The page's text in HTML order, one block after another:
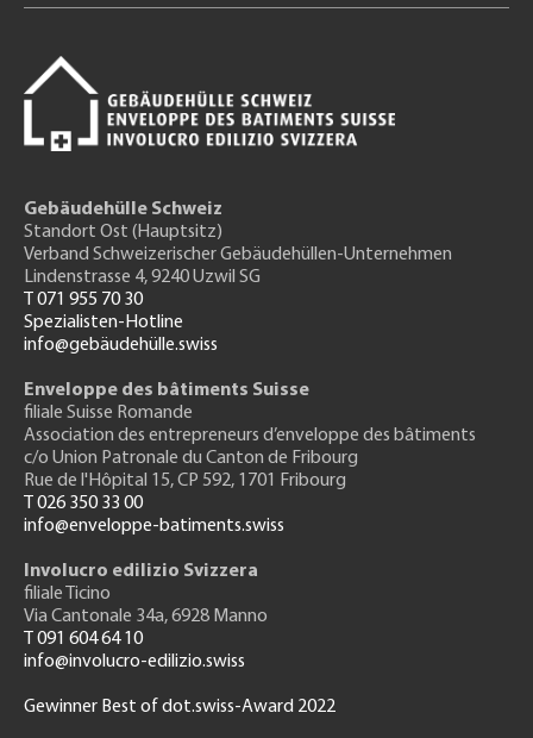
Gebäudehülle Schweiz
Standort Ost (Hauptsitz)
Verband Schweizerischer Gebäudehüllen-Unternehmen
Lindenstrasse 4, 9240 Uzwil SG
T 071 955 70 30
Spezialisten-Hotline
info@gebäudehülle.swiss
Enveloppe des bâtiments Suisse
filiale Suisse Romande
Association des entrepreneurs d’enveloppe des bâtiments
c/o Union Patronale du Canton de Fribourg
Rue de l'Hôpital 15, CP 592, 1701 Fribourg
T 026 350 33 00
info@enveloppe-batiments.swiss
Involucro edilizio Svizzera
filiale Ticino
Via Cantonale 34a, 6928 Manno
T 091 604 64 10
info@involucro-edilizio.swiss
Gewinner Best of dot.swiss-Award 2022